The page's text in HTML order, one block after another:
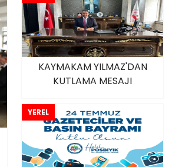
KAYMAKAM YILMAZ'DAN
KUTLAMA MESAJI
YEREL